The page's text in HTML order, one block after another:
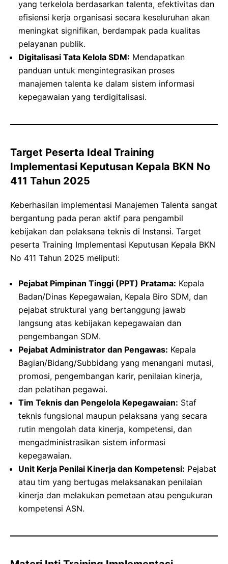
yang terkelola berdasarkan talenta, efektivitas dan
efisiensi kerja organisasi secara keseluruhan akan
meningkat signifikan, berdampak pada kualitas
pelayanan publik.
Digitalisasi Tata Kelola SDM: Mendapatkan
panduan untuk mengintegrasikan proses
manajemen talenta ke dalam sistem informasi
kepegawaian yang terdigitalisasi.
Target Peserta Ideal Training
Implementasi Keputusan Kepala BKN No
411 Tahun 2025
Keberhasilan implementasi Manajemen Talenta sangat
bergantung pada peran aktif para pengambil
kebijakan dan pelaksana teknis di Instansi. Target
peserta Training Implementasi Keputusan Kepala BKN
No 411 Tahun 2025 meliputi:
Pejabat Pimpinan Tinggi (PPT) Pratama: Kepala
Badan/Dinas Kepegawaian, Kepala Biro SDM, dan
pejabat struktural yang bertanggung jawab
langsung atas kebijakan kepegawaian dan
pengembangan SDM.
Pejabat Administrator dan Pengawas: Kepala
Bagian/Bidang/Subbidang yang menangani mutasi,
promosi, pengembangan karir, penilaian kinerja,
dan pelatihan pegawai.
Tim Teknis dan Pengelola Kepegawaian: Staf
teknis fungsional maupun pelaksana yang secara
rutin mengolah data kinerja, kompetensi, dan
mengadministrasikan sistem informasi
kepegawaian.
Unit Kerja Penilai Kinerja dan Kompetensi: Pejabat
atau tim yang bertugas melaksanakan penilaian
kinerja dan melakukan pemetaan atau pengukuran
kompetensi ASN.